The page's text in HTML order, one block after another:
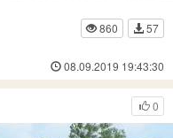
860
57
08.09.2019 19:43:30
0